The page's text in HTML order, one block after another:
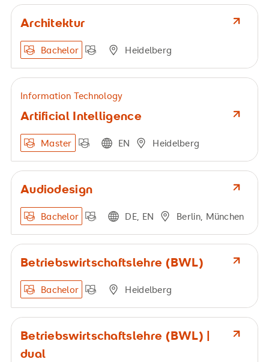
Architektur
Bachelor Heidelberg
Information Technology
Artificial Intelligence
Master EN Heidelberg
Audiodesign
Bachelor DE, EN Berlin, München
Betriebswirtschaftslehre (BWL)
Bachelor Heidelberg
Betriebswirtschaftslehre (BWL) |
dual